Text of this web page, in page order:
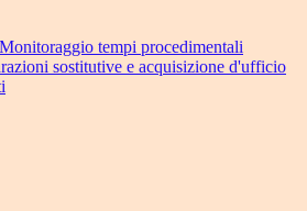
Monitoraggio tempi procedimentali
sostitutive e acquisizione d'ufficio